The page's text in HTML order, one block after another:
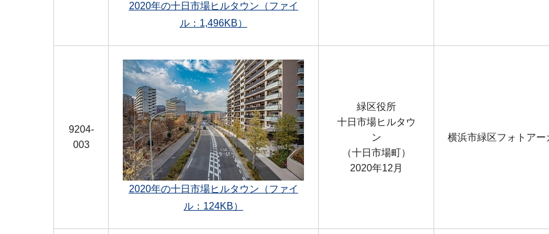
2020年の十日市場ヒルタウン（ファイ
ル：1,496KB）
9204-
003
2020年の十日市場ヒルタウン（ファイ
ル：124KB）
緑区役所
十日市場ヒルタウ
ン
（十日市場町）
2020年12月
横浜市緑区フォトアー